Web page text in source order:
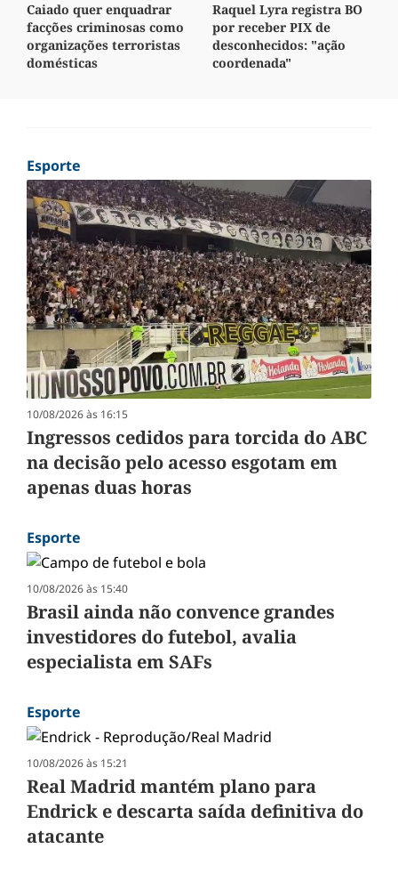
Caiado quer enquadrar
facções criminosas como
organizações terroristas
domésticas
Raquel Lyra registra BO
por receber PIX de
desconhecidos: "ação
coordenada"
Esporte
10/08/2026 às 16:15
Ingressos cedidos para torcida do ABC
na decisão pelo acesso esgotam em
apenas duas horas
Esporte
10/08/2026 às 15:40
Brasil ainda não convence grandes
investidores do futebol, avalia
especialista em SAFs
Esporte
10/08/2026 às 15:21
Real Madrid mantém plano para
Endrick e descarta saída definitiva do
atacante